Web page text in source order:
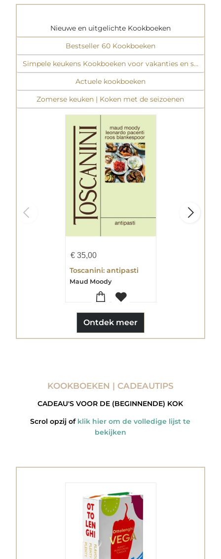
Nieuwe en uitgelichte Kookboeken
Bestseller 60 Kookboeken
Simpele keukens Kookboeken voor vakanties en
Actuele kookboeken
Zomerse keuken | Koken met de seizoenen
€35,00
Toscanini: antipasti
Maud Moody
Ontdek meer
KOOKBOEKEN | CADEAUTIPS
CADEAU'S VOOR DE (BEGINNENDE) KOK
Scrol opzij of klik hier om de volledige lijst te
bekijken